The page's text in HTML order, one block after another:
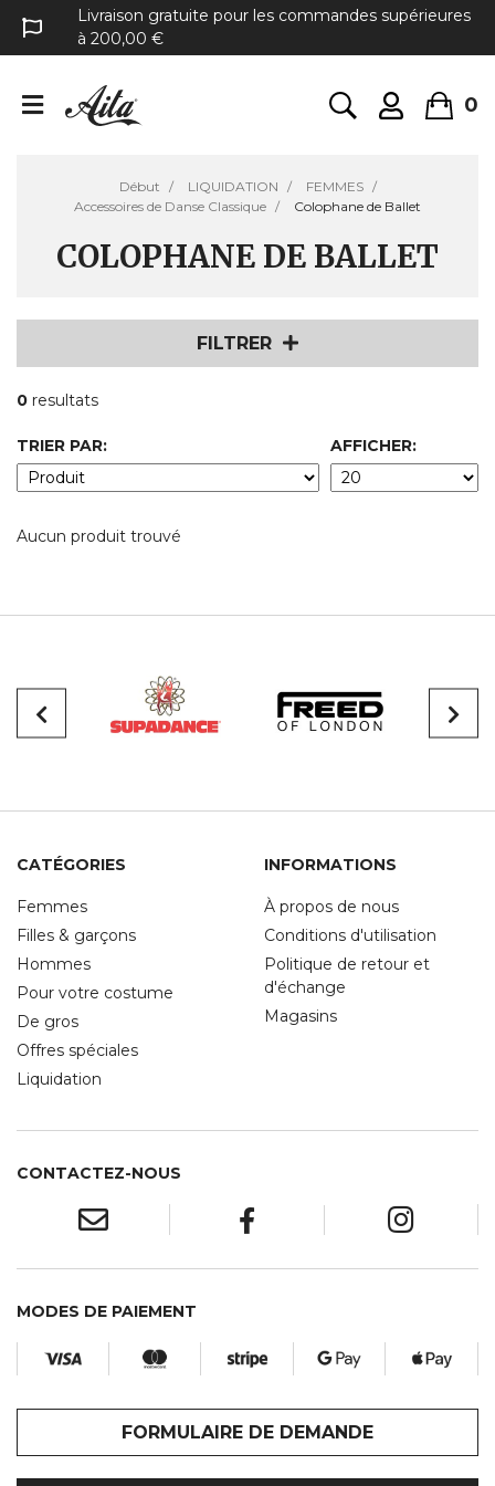
Livraison gratuite pour les commandes supérieures
à 200,00 €
0
Début LIQUIDATION
FEMMES
Accessoires de Danse Classique
Colophane de Ballet
COLOPHANE DE BALLET
FILTRER
0 resultats
TRIER PAR: AFFICHER:
Aucun produit trouvé
CATÉGORIES
Femmes
Filles & garçons
Hommes
Pour votre costume
De gros
Offres spéciales
Liquidation
INFORMATIONS
À propos de nous
Conditions d'utilisation
Politique de retour et
d'échange
Magasins
CONTACTEZ-NOUS
MODES DE PAIEMENT
FORMULAIRE DE DEMANDE